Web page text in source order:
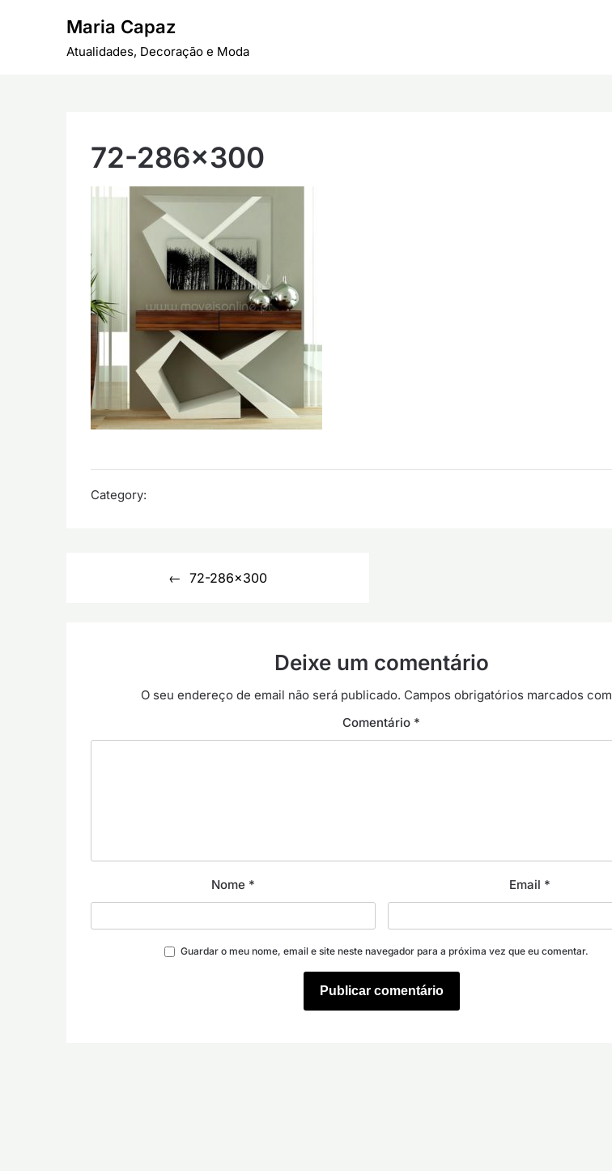
Maria Capaz
Atualidades, Decoração e Moda
72-286×300
Category:
72-286×300
Deixe um comentário
O seu endereço de email não será publicado. Campos obrigatórios marcados com
Comentário *
Nome * Email *
Guardar o meu nome, email e site neste navegador para a próxima vez que eu comentar.